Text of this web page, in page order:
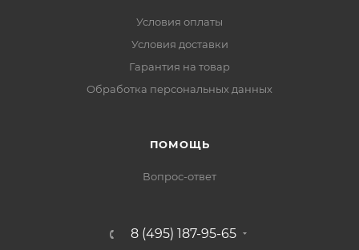
Условия оплаты
Условия доставки
Гарантия на товар
Обработка персональных данных
ПОМОЩЬ
Вопрос-ответ
8 (495) 187-95-65